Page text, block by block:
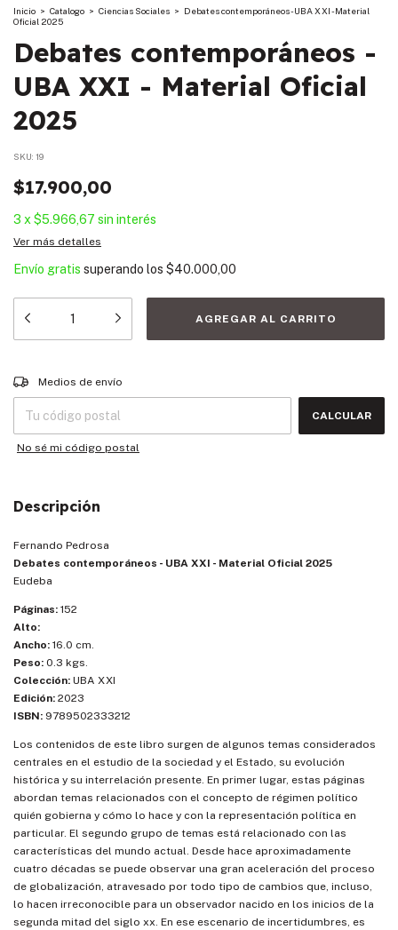
Inicio > Catalogo > Ciencias Sociales > Debates contemporáneos - UBA XXI - Material
Oficial 2025
Debates contemporáneos -
UBA XXI - Material Oficial
2025
SKU: 19
$17.900,00
3 x $5.966,67 sin interés
Ver más detalles
Envío gratis superando los $40.000,00
Entregas para el CP:
Medios de envío
CALCULAR
No sé mi código postal
Descripción
Fernando Pedrosa
Debates contemporáneos - UBA XXI - Material Oficial 2025
Eudeba
Páginas: 152
Alto:
Ancho: 16.0 cm.
Peso: 0.3 kgs.
Colección: UBA XXI
Edición: 2023
ISBN: 9789502333212
Los contenidos de este libro surgen de algunos temas considerados
centrales en el estudio de la sociedad y el Estado, su evolución
histórica y su interrelación presente. En primer lugar, estas páginas
abordan temas relacionados con el concepto de régimen político
quién gobierna y cómo lo hace y con la representación política en
particular. El segundo grupo de temas está relacionado con las
características del mundo actual. Desde hace aproximadamente
cuatro décadas se puede observar una gran aceleración del proceso
de globalización, atravesado por todo tipo de cambios que, incluso,
lo hacen irreconocible para un observador nacido en los inicios de la
segunda mitad del siglo xx. En ese escenario de incertidumbres, es